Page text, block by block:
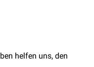
Musculus pectoralis
werden.
helfen uns, den